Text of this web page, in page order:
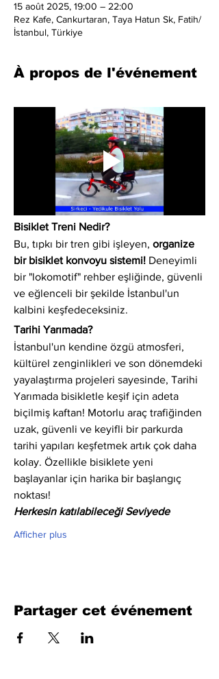
15 août 2025, 19:00 – 22:00
Rez Kafe, Cankurtaran, Taya Hatun Sk, Fatih/
İstanbul, Türkiye
À propos de l'événement
Bisiklet Treni Nedir?
Bu, tıpkı bir tren gibi işleyen, organize
bir bisiklet konvoyu sistemi! Deneyimli
bir "lokomotif" rehber eşliğinde, güvenli
ve eğlenceli bir şekilde İstanbul'un
kalbini keşfedeceksiniz.
Tarihi Yarımada?
İstanbul'un kendine özgü atmosferi,
kültürel zenginlikleri ve son dönemdeki
yayalaştırma projeleri sayesinde, Tarihi
Yarımada bisikletle keşif için adeta
biçilmiş kaftan! Motorlu araç trafiğinden
uzak, güvenli ve keyifli bir parkurda
tarihi yapıları keşfetmek artık çok daha
kolay. Özellikle bisiklete yeni
başlayanlar için harika bir başlangıç
noktası!
Herkesin katılabileceği Seviyede
Afficher plus
Partager cet événement